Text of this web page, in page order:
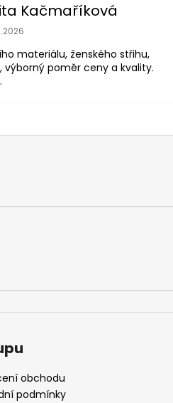
Kačmaříková
obchodu je 5 z 5 hvězdiček.
materiálu, ženského střihu,
výborný poměr ceny a kvality.
obchodu
podmínky